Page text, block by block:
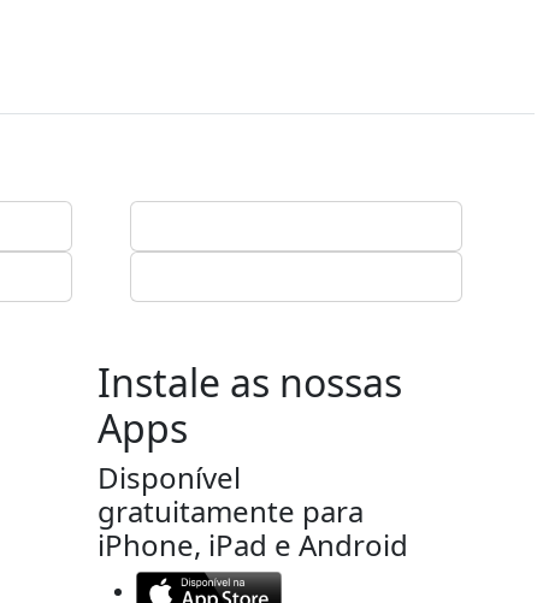
Instale as nossas
Apps
Disponível
gratuitamente para
iPhone, iPad e Android